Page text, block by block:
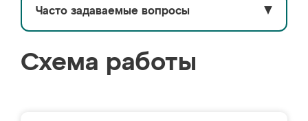
Часто задаваемые вопросы ▼
Схема работы